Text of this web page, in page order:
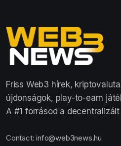
Friss Web3 hírek,
újdonságok, play-to-earn
A #1 forrásod a
Contact:info@web3news.hu